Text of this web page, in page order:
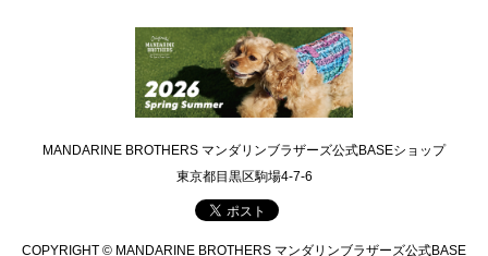
MANDARINE BROTHERS マンダリンブラザーズ公式BASEショップ
東京都目黒区駒場4-7-6
COPYRIGHT © MANDARINE BROTHERS マンダリンブラザーズ公式BASE